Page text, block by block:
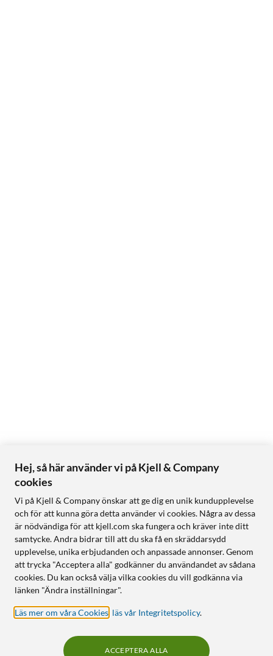
Hej, så här använder vi på Kjell & Company
cookies
Vi på Kjell & Company önskar att ge dig en unik kundupplevelse
och för att kunna göra detta använder vi cookies. Några av dessa
är nödvändiga för att kjell.com ska fungera och kräver inte ditt
samtycke. Andra bidrar till att du ska få en skräddarsydd
upplevelse, unika erbjudanden och anpassade annonser. Genom
att trycka "Acceptera alla" godkänner du användandet av sådana
cookies. Du kan också välja vilka cookies du vill godkänna via
länken "Ändra inställningar".
Läs mer om våra Cookies läs vår Integritetspolicy.
ACCEPTERA ALLA